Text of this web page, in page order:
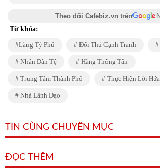
Theo dõi Cafebiz.vn trên
Từ khóa:
Làng Tỷ Phú Đối Thủ Cạnh Tranh
Nhân Dân Tệ Hãng Thông Tấn
Trung Tâm Thành Phố Thực Hiện Lời Hứa
Nhà Lãnh Đạo
TIN CÙNG CHUYÊN MỤC
ĐỌC THÊM